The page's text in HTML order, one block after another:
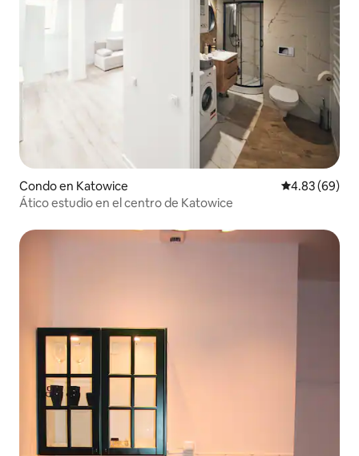
Condo en Katowice Calificación
4.83 (69)
Ático estudio en el centro de Katowice